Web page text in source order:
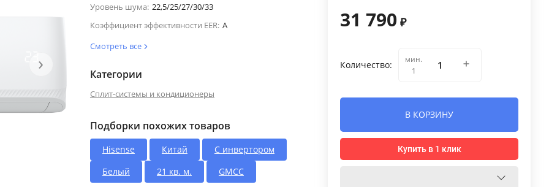
›
Уровень шума: 22,5/25/27/30/33
Коэффициент эффективности EER: A
Смотреть все
Категории
Сплит-системы и кондиционеры
Подборки похожих товаров
Hisense Китай
С инвертором
Белый
21 кв. м. GMCC
31 790 ₽
Количество:
мин.
1
В КОРЗИНУ
Купить в 1 клик